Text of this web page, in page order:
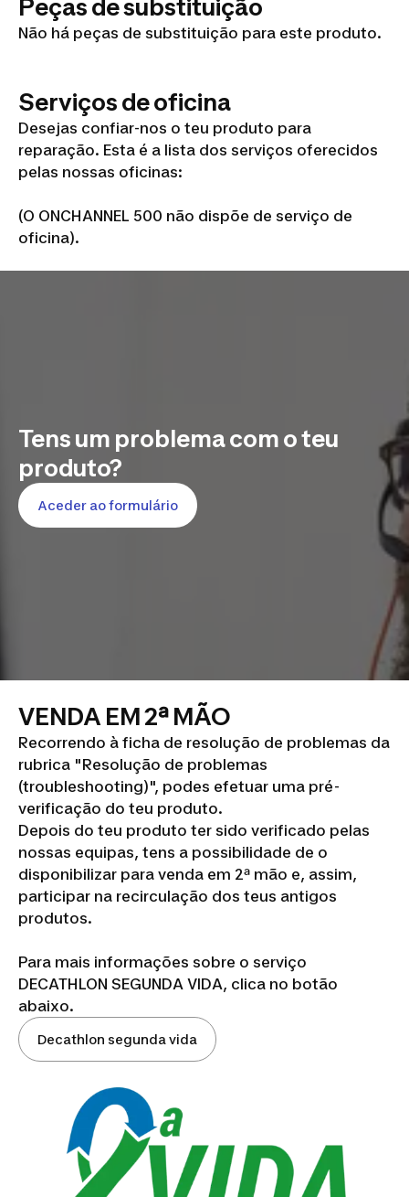
Peças de substituição
Não há peças de substituição para este produto.
Serviços de oficina
Desejas confiar-nos o teu produto para
reparação. Esta é a lista dos serviços oferecidos
pelas nossas oficinas:
(O ONCHANNEL 500 não dispõe de serviço de
oficina).
Tens um problema com o teu
produto?
Aceder ao formulário
VENDA EM 2ª MÃO
Recorrendo à ficha de resolução de problemas da
rubrica "Resolução de problemas
(troubleshooting)", podes efetuar uma pré-
verificação do teu produto.
Depois do teu produto ter sido verificado pelas
nossas equipas, tens a possibilidade de o
disponibilizar para venda em 2ª mão e, assim,
participar na recirculação dos teus antigos
produtos.
Para mais informações sobre o serviço
DECATHLON SEGUNDA VIDA, clica no botão
abaixo.
Decathlon segunda vida